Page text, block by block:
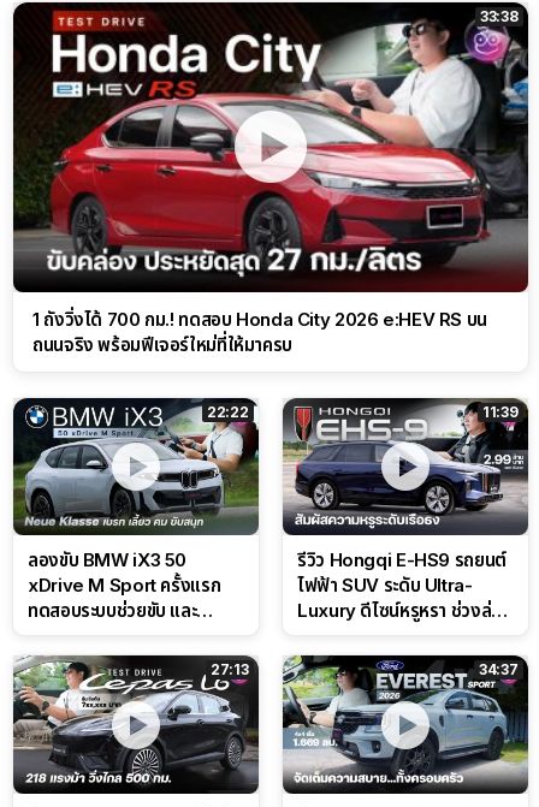
33:38
1 ถังวิ่งได้ 700 กม.! ทดสอบ Honda City 2026 e:HEV RS บน
ถนนจริง พร้อมฟีเจอร์ใหม่ที่ให้มาครบ
22:22
ลองขับ BMW iX3 50
xDrive M Sport ครั้งแรก
ทดสอบระบบช่วยขับ และ
สนาม
11:39
รีวิว Hongqi E-HS9 รถยนต์
ไฟฟ้า SUV ระดับ Ultra-
Luxury ดีไซน์หรูหรา ช่วงล่าง
27:13 34:37